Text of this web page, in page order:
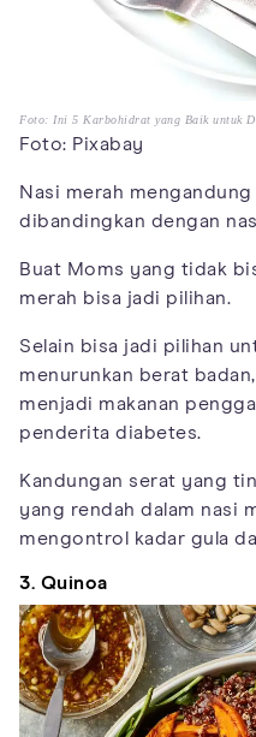
Foto: Ini 5 Karbohidrat yang Baik untuk
Foto: Pixabay
Nasi merah
dibandingkan dengan
Buat Moms yang tidak
merah bisa jadi pilihan.
Selain bisa jadi pilihan
menurunkan berat
menjadi makanan
penderita diabetes.
Kandungan serat yang
yang rendah dalam nasi
mengontrol kadar gula
3. Quinoa